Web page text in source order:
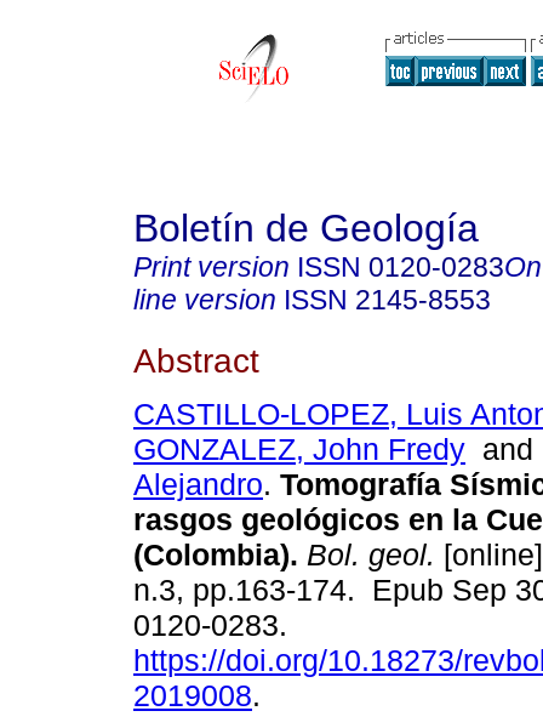
Boletín de Geología
Print version ISSN 0120-0283
line version ISSN 2145-8553
Abstract
CASTILLO-LOPEZ, Luis
GONZALEZ, John Fredy
Alejandro. Tomografía
rasgos geológicos en la
(Colombia). Bol. geol.
n.3, pp.163-174. Epub Sep
0120-0283.
https://doi.org/10.18273/
2019008.